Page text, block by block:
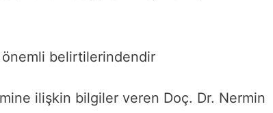
belirtilerindendir
ilişkin bilgiler veren Doç. Dr. Nermin